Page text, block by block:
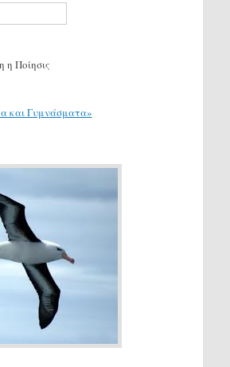
Ποίησις
και Γυμνάσματα»